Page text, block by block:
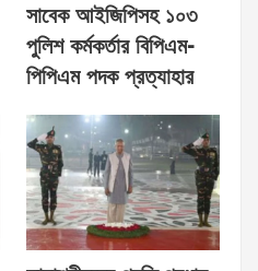
সাবেক আইজিপিসহ ১০৩
পুলিশ কর্মকর্তার বিপিএম-
পিপিএম পদক প্রত্যাহার